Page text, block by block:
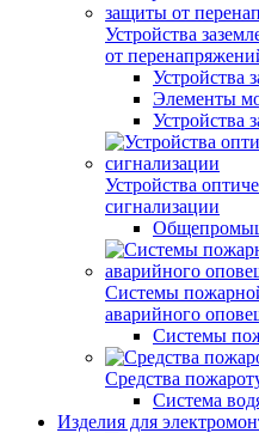
Устройства
от
Устройства
Элементы
Устройства
Устройства
сигнализации
Системы
аварийного
Системы
Средства
Система
Изделия для